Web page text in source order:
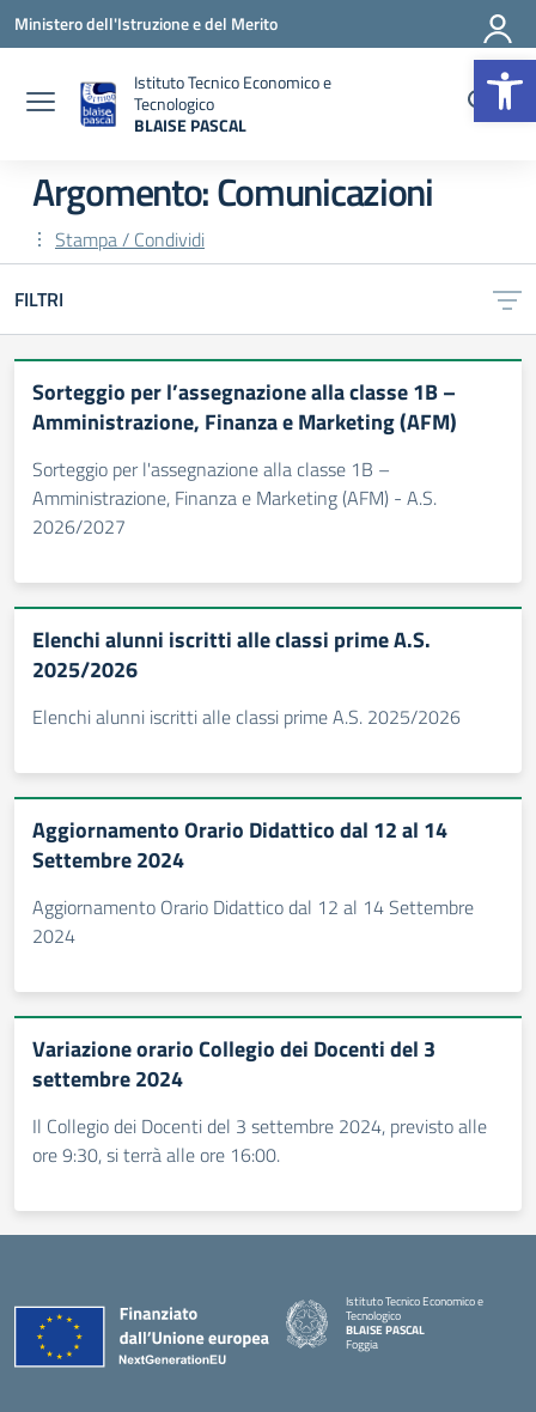
Vai ai contenuti
Vai al menu di navigazione
Vai al footer
Ministero dell'Istruzione e del Merito
Istituto Tecnico Economico e
Tecnologico
BLAISE PASCAL
Argomento: Comunicazioni
Stampa / Condividi
FILTRI
Sorteggio per l’assegnazione alla classe 1B –
Amministrazione, Finanza e Marketing (AFM)
Sorteggio per l'assegnazione alla classe 1B –
Amministrazione, Finanza e Marketing (AFM) - A.S.
2026/2027
Elenchi alunni iscritti alle classi prime A.S.
2025/2026
Elenchi alunni iscritti alle classi prime A.S. 2025/2026
Aggiornamento Orario Didattico dal 12 al 14
Settembre 2024
Aggiornamento Orario Didattico dal 12 al 14 Settembre
2024
Variazione orario Collegio dei Docenti del 3
settembre 2024
Il Collegio dei Docenti del 3 settembre 2024, previsto alle
ore 9:30, si terrà alle ore 16:00.
Istituto Tecnico Economico e
Tecnologico
BLAISE PASCAL
Foggia
— Visita la pagina iniziale della scuola